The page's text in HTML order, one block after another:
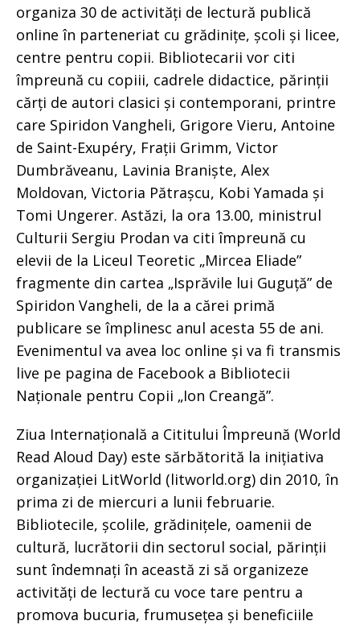
organiza 30 de activități de lectură publică
online în parteneriat cu grădinițe, școli și licee,
centre pentru copii. Bibliotecarii vor citi
împreună cu copiii, cadrele didactice, părinții
cărți de autori clasici și contemporani, printre
care Spiridon Vangheli, Grigore Vieru, Antoine
de Saint-Exupéry, Frații Grimm, Victor
Dumbrăveanu, Lavinia Braniște, Alex
Moldovan, Victoria Pătrașcu, Kobi Yamada și
Tomi Ungerer. Astăzi, la ora 13.00, ministrul
Culturii Sergiu Prodan va citi împreună cu
elevii de la Liceul Teoretic „Mircea Eliade”
fragmente din cartea „Isprăvile lui Guguță” de
Spiridon Vangheli, de la a cărei primă
publicare se împlinesc anul acesta 55 de ani.
Evenimentul va avea loc online și va fi transmis
live pe pagina de Facebook a Bibliotecii
Naționale pentru Copii „Ion Creangă”.
Ziua Internațională a Cititului Împreună (World
Read Aloud Day) este sărbătorită la inițiativa
organizației LitWorld (litworld.org) din 2010, în
prima zi de miercuri a lunii februarie.
Bibliotecile, școlile, grădinițele, oamenii de
cultură, lucrătorii din sectorul social, părinții
sunt îndemnați în această zi să organizeze
activități de lectură cu voce tare pentru a
promova bucuria, frumusețea și beneficiile